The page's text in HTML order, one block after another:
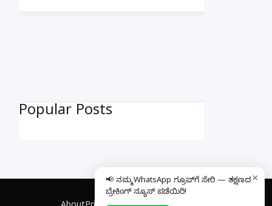
Popular Posts
×
📢 ನಮ್ಮ WhatsApp ಗ್ರೂಪ್‌ಗೆ ಸೇರಿ — ತಕ್ಷಣದ
ಬ್ರೇಕಿಂಗ್ ನ್ಯೂಸ್ ಪಡೆಯಿರಿ!